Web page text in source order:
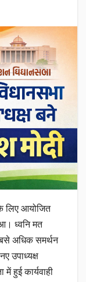
लिए आयोजित
ध्वनि मत
अधिक समर्थन
उपाध्यक्ष
हुई कार्यवाही